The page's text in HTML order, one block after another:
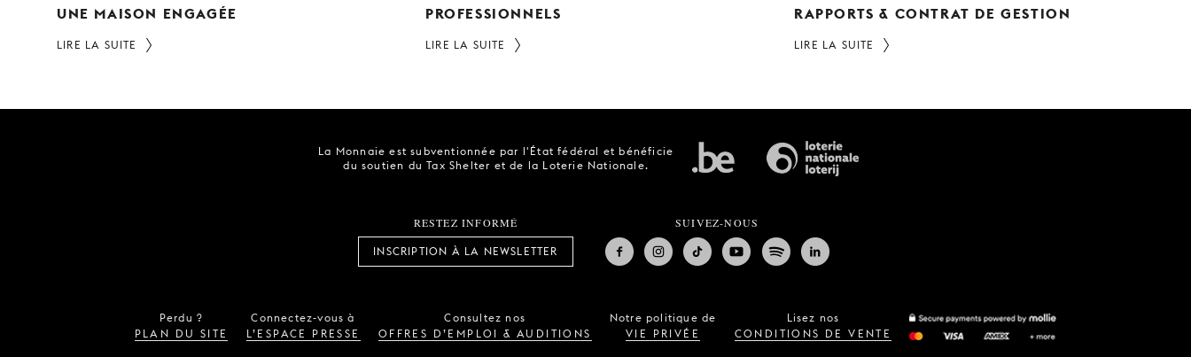
UNE MAISON ENGAGÉE
LIRE LA SUITE
PROFESSIONNELS
LIRE LA SUITE
RAPPORTS & CONTRAT DE GESTION
LIRE LA SUITE
La Monnaie est subventionnée par l'État fédéral et bénéficie
du soutien du Tax Shelter et de la Loterie Nationale.
RESTEZ INFORMÉ
INSCRIPTION À LA NEWSLETTER
SUIVEZ-NOUS
Perdu ?
PLAN DU SITE
Connectez-vous à
L’ESPACE PRESSE
Consultez nos
OFFRES D’EMPLOI & AUDITIONS
Notre politique de
VIE PRIVÉE
Lisez nos
CONDITIONS DE VENTE